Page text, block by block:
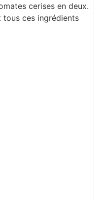
cerises en deux.
tous ces ingrédients